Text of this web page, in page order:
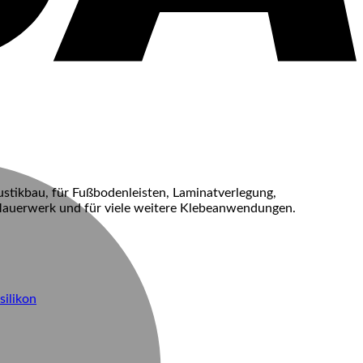
für Fußbodenleisten, Laminatverlegung,
und für viele weitere Klebeanwendungen.
silikon